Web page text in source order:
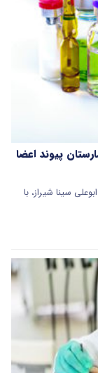
پیوند اعضا
سینا شیراز، با